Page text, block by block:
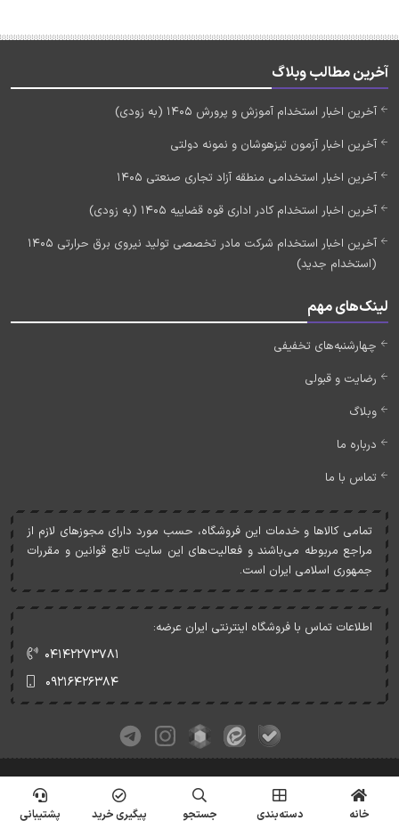
آخرین مطالب وبلاگ
آخرین اخبار استخدام آموزش و پرورش 1405 (به زودی)
آخرین اخبار آزمون تیزهوشان و نمونه دولتی
آخرین اخبار استخدامی منطقه آزاد تجاری صنعتی 1405
آخرین اخبار استخدام کادر اداری قوه قضاییه 1405 (به زودی)
آخرین اخبار استخدام شرکت مادر تخصصی تولید نیروی برق حرارتی 1405
(استخدام جدید)
لینک‌های مهم
چهارشنبه‌های تخفیفی
رضایت و قبولی
وبلاگ
درباره ما
تماس با ما
تمامی کالاها و خدمات اين فروشگاه، حسب مورد دارای مجوزهای لازم از
مراجع مربوطه می‌باشند و فعاليت‌های اين سايت تابع قوانين و مقررات
جمهوری اسلامی ايران است.
اطلاعات تماس با فروشگاه اینترنتی ایران عرضه:
۰۴۱۴۲۲۷۳۷۸۱
۰۹۲۱۶۴۲۶۳۸۴
خانه دسته‌بندی جستجو پیگیری خرید پشتیبانی